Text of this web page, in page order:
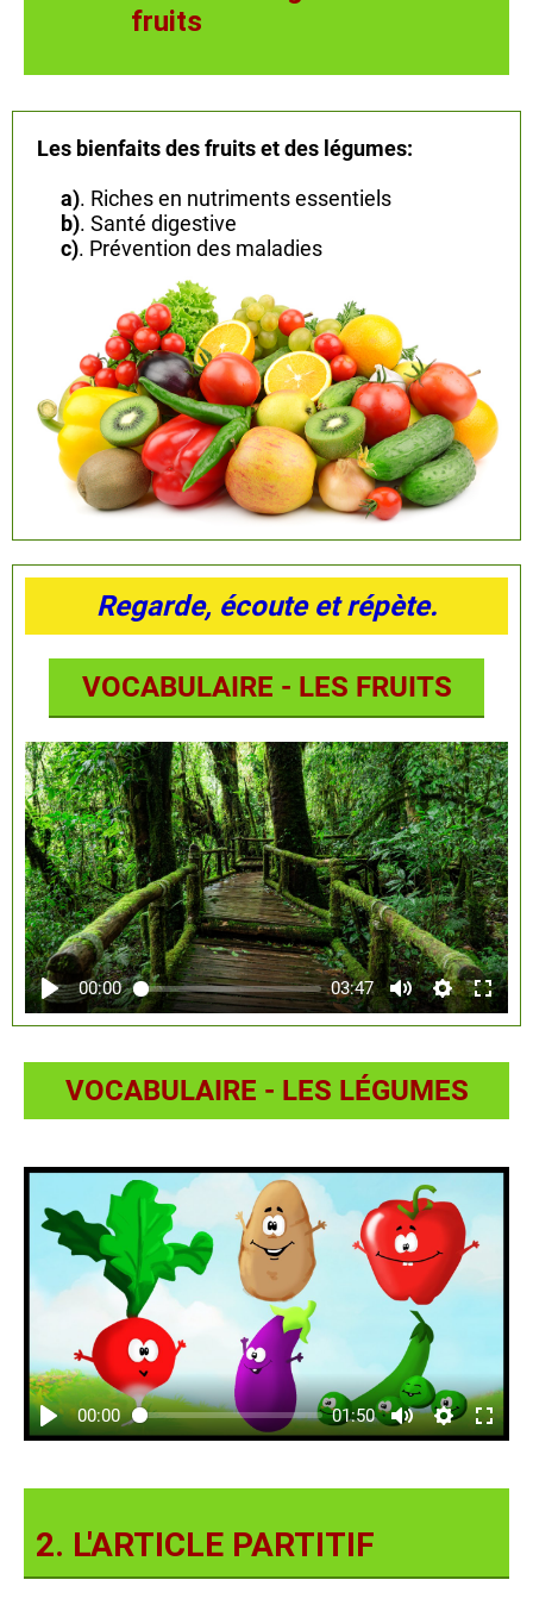
.
fruits
Les bienfaits des fruits et des légumes:
a). Riches en nutriments essentiels
b). Santé digestive
c). Prévention des maladies
Regarde, écoute et répète.
VOCABULAIRE - LES FRUITS
00:00 03:47
VOCABULAIRE - LES LÉGUMES
00:00 01:50
2. L'ARTICLE PARTITIF